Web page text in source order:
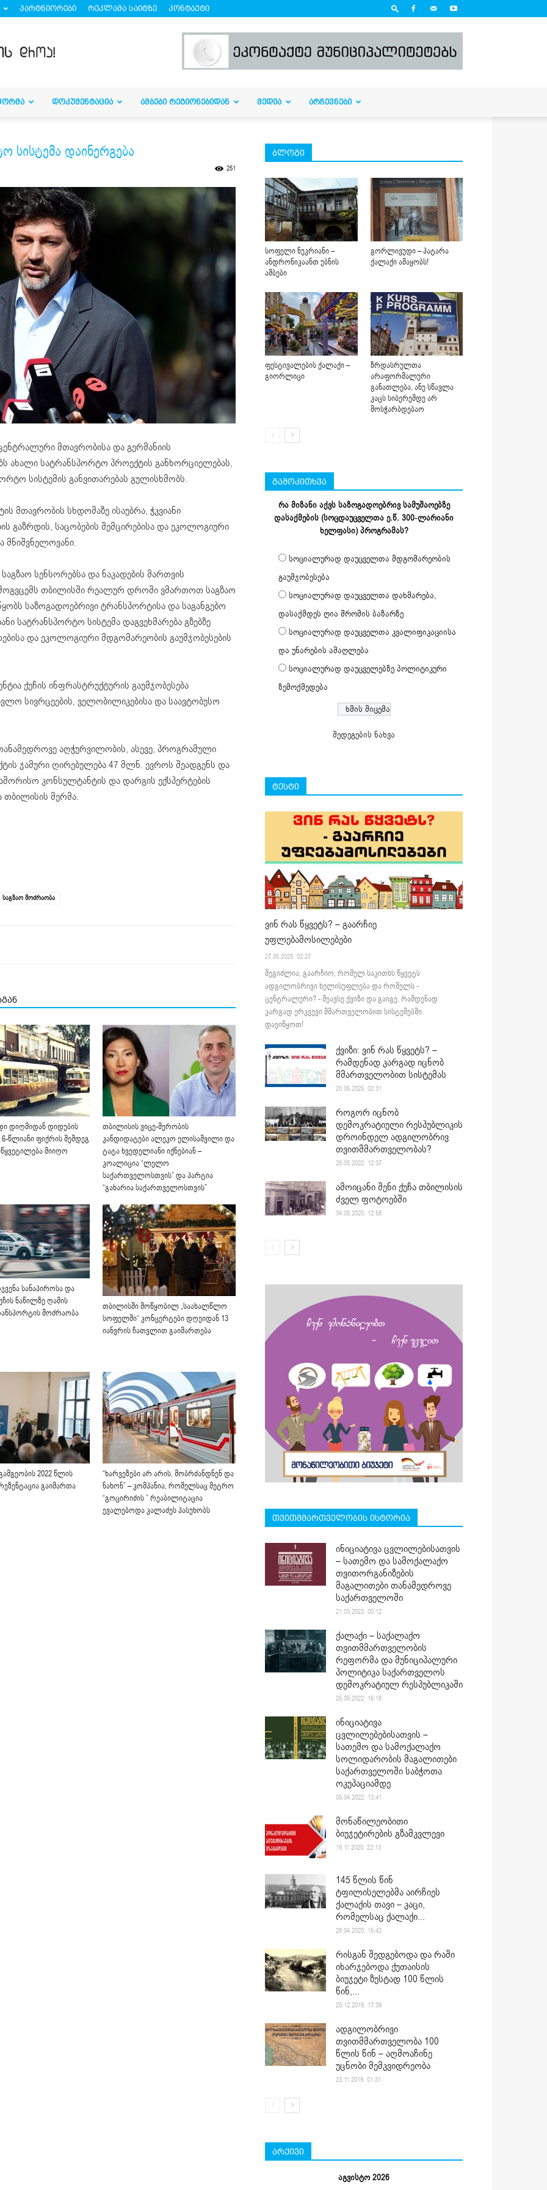
პარტნიორები რეკლამა საიტზე კონტაქტი
ᲓᲝᲙᲣᲛᲔᲜᲢᲐᲪᲘᲐ ᲐᲛᲑᲔᲑᲘ ᲠᲔᲒᲘᲝᲜᲔᲑᲘᲓᲐᲜ ᲛᲔᲓᲘᲐ ᲐᲠᲩᲔᲕᲜᲔᲑᲘ
სისტემა დაინერგება
251
მთავრობისა და გერმანიის
ახალი სატრანსპორტო პროექტის განხორციელებას,
სისტემის განვითარებას გულისხმობს.
მთავრობის სხდომაზე ისაუბრა, ჭკვიანი
გაზრდის, საცობების შემცირებისა და ეკოლოგიური
მნიშვნელოვანი.
სენსორებსა და ნაკადების მართვის
თბილისში რეალურ დროში ვმართოთ საგზაო
საზოგადოებრივი ტრანსპორტისა და საგანგებო
სატრანსპორტო სისტემა დაგვეხმარება გზებზე
და ეკოლოგიური მდგომარეობის გაუმჯობესების
ქუჩის ინფრასტრუქტურის გაუმჯობესება
სივრცეების, ველობილიკებისა და საავტობუსო
აღჭურვილობის, ასევე, პროგრამული
ჯამური ღირებულება 47 მლნ. ევროს შეადგენს და
კონსულტანტის და დარგის ექსპერტების
მერმა.
საგზაო მოძრაობა
დიღმიდან დიდუბის
წლიანი ფიქრის შემდეგ
მიიღო
თბილისის ვიცე-მერობის
კანდიდატები ალეკო ელისაშვილი და
ტატა ხვედელიანი იქნებიან –
კოალიცია “ლელო
საქართველოსთვის” და პარტია
“გახარია საქართველოსთვის”
სანაპიროსა და
ნაწილზე ღამის
მოძრაობა
თბილისში მოწყობილ „საახალწლო
სოფელში“ კონცერტები დღეიდან 13
იანვრის ჩათვლით გაიმართება
2022 წლის
გაიმართა
“ხარვეზები არ არის, მობრძანდნენ და
ნახონ” – კომპანია, რომელსაც მეტრო
“გოცირიძის ” რეაბილიტაცია
ევალებოდა კალაძეს პასუხობს
ბლოგი
სოფელი ნუკრიანი –
ანდრონიკაანთ უბნის
ამბები
გორლივუდი – პატარა
ქალაქი ამაყობს!
ფესტივალების ქალაქი –
გიორლიცი
ზრდასრულთა
არაფორმალური
განათლება, ანუ სწავლა
კაცს სიბერემდე არ
მოსჭარბდებაო
გამოკითხვა
რა მიზანი აქვს საზოგადოებრივ სამუშაოებზე
დასაქმების (სოცდაუცველთა ე.წ. 300-ლარიანი
ხელფასი) პროგრამას?
სოციალურად დაუცველთა მდგომარეობის
გაუმჯობესება
სოციალურად დაუცველთა დახმარება,
დასაქმდეს ღია შრომის ბაზარზე
სოციალურად დაუცველთა კვალიფიკაციისა
და უნარების ამაღლება
სოციალურად დაუცველებზე პოლიტიკური
ზემოქმედება
შედეგების ნახვა
ტესტი
ვინ რას წყვეტს? – გაარჩიე
უფლებამოსილებები
27.05.2025. 02:27
შეგიძლია, გაარჩიო, რომელ საკითხს წყვეტს
ადგილობრივი ხელისუფლება და რომელს -
ცენტრალური? - შეავსე ქვიზი და გაიგე, რამდენად
კარგად ერკვევი მმართველობით სისტემებში.
დავიწყოთ!
ქვიზი: ვინ რას წყვეტს? –
რამდენად კარგად იცნობ
მმართველობით სისტემას
20.05.2025. 02:31
როგორ იცნობ
დემოკრატიული რესპუბლიკის
დროინდელ ადგილობრივ
თვითმმართველობას?
25.05.2022. 12:37
ამოიცანი შენი ქუჩა თბილისის
ძველ ფოტოებში
04.05.2020. 12:58
თვითმმართველობის ისტორია
ინიციატივა ცვლილებისათვის
– სათემო და სამოქალაქო
თვითორგანიზების
მაგალითები თანამედროვე
საქართველოში
21.03.2023. 00:12
ქალაქი – საქალაქო
თვითმმართველობის
რეფორმა და მუნიციპალური
პოლიტიკა საქართველოს
დემოკრატიულ რესპუბლიკაში
25.05.2022. 16:18
ინიციატივა
ცვლილებებისათვის –
სათემო და სამოქალაქო
სოლიდარობის მაგალითები
საქართველოში საბჭოთა
ოკუპაციამდე
05.04.2022. 13:41
მონაწილეობითი
ბიუჯეტირების გზამკვლევი
19.11.2020. 22:13
145 წლის წინ
ტფილისელებმა აირჩიეს
ქალაქის თავი – კაცი,
რომელსაც ქალაქი...
28.04.2020. 15:42
რისგან შედგებოდა და რაში
იხარჯებოდა ქუთაისის
ბიუჯეტი ზუსტად 100 წლის
წინ,...
25.12.2019. 17:39
ადგილობრივი
თვითმმართველობა 100
წლის წინ – აღმოაჩინე
უცნობი მემკვიდრეობა
23.11.2019. 01:31
არქივი
აგვისტო 2026